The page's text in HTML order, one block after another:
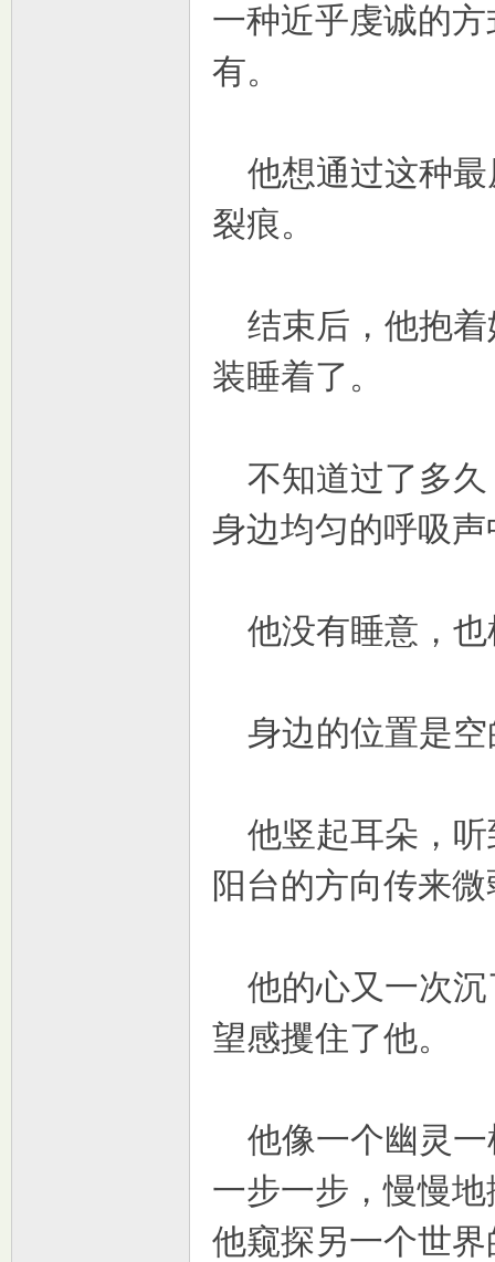
一种近乎虔诚的
有。
他想通过这种最
裂痕。
结束后，他抱着
装睡着了。
不知道过了多久
身边均匀的呼吸
他没有睡意，也
身边的位置是空
他竖起耳朵，听
阳台的方向传来
他的心又一次沉
望感攫住了他。
他像一个幽灵一
一步一步，慢慢
他窥探另一个世